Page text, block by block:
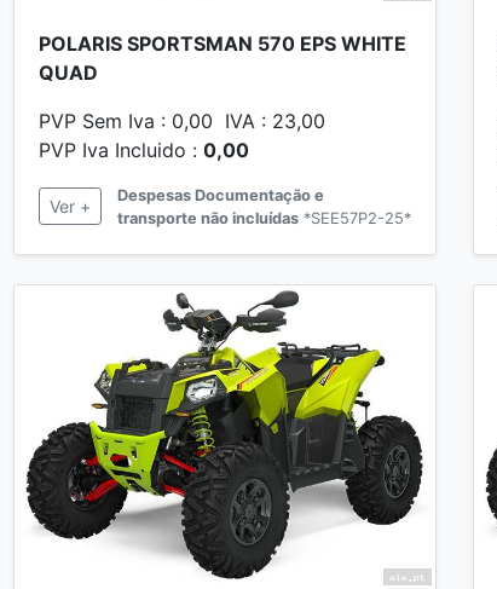
POLARIS SPORTSMAN 570 EPS WHITE
QUAD
PVP Sem Iva : 0,00 IVA : 23,00
PVP Iva Incluido : 0,00
Ver +
Despesas Documentação e
transporte não incluídas *SEE57P2-25*